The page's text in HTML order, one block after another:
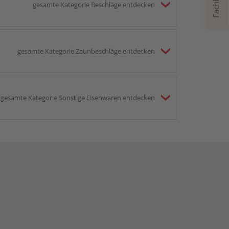
gesamte Kategorie Beschläge entdecken
gesamte Kategorie Zaunbeschläge entdecken
gesamte Kategorie Sonstige Eisenwaren entdecken